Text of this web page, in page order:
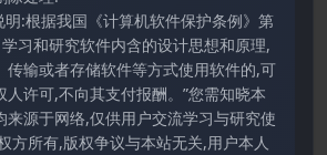
:根据我国《计算机软件保护条例》第
习和研究软件内含的设计思想和原理,
传输或者存储软件等方式使用软件的,可
人许可,不向其支付报酬。”您需知晓本
来源于网络,仅供用户交流学习与研究使
方所有,版权争议与本站无关,用户本人